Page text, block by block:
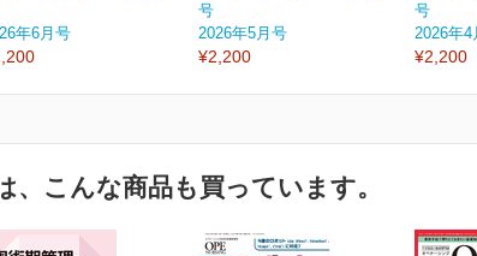
年6月号
号
2026年5月号
¥2,200
号
2026年4
¥2,200
、こんな商品も買っています。